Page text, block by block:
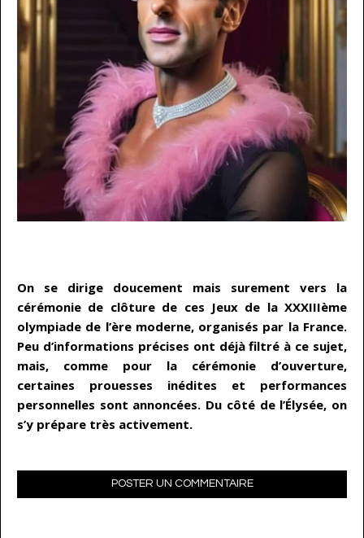
On se dirige doucement mais surement vers la
cérémonie de clôture de ces Jeux de la XXXIIIème
olympiade de l’ère moderne, organisés par la France.
Peu d’informations précises ont déjà filtré à ce sujet,
mais, comme pour la cérémonie d’ouverture,
certaines prouesses inédites et performances
personnelles sont annoncées. Du côté de l’Élysée, on
s’y prépare très activement.
POSTER UN COMMENTAIRE